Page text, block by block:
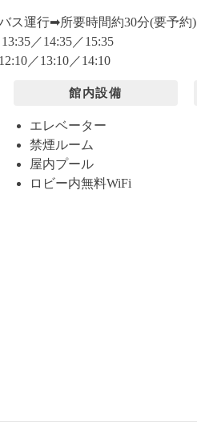
ス運行➡︎所要時間約30分(要予約)
／14:35／15:35
／13:10／14:10
館内設備
エレベーター
禁煙ルーム
屋内プール
ロビー内無料WiFi